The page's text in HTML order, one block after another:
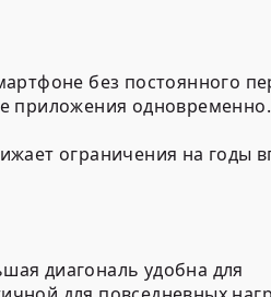
без постоянного
приложения одновременно.
ограничения на годы
диагональ удобна для